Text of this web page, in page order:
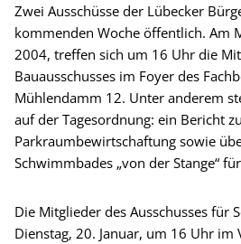
Zwei Ausschüsse der Lübecker
kommenden Woche öffentlich. Am
2004, treffen sich um 16 Uhr die
Bauausschusses im Foyer des
Mühlendamm 12. Unter anderem
auf der Tagesordnung: ein Bericht
Parkraumbewirtschaftung sowie
Schwimmbades „von der Stange“
Die Mitglieder des Ausschusses für
Dienstag, 20. Januar, um 16 Uhr im